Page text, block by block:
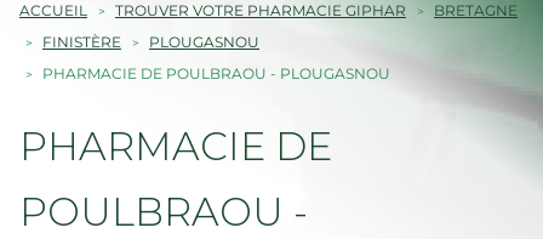
ACCUEIL TROUVER VOTRE PHARMACIE GIPHAR
BRETAGNE
FINISTÈRE
PLOUGASNOU
PHARMACIE DE POULBRAOU - PLOUGASNOU
PHARMACIE DE
POULBRAOU -